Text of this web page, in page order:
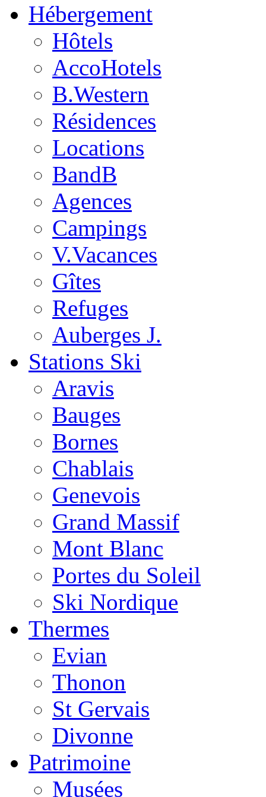
Hébergement
Hôtels
AccoHotels
B.Western
Résidences
Locations
BandB
Agences
Campings
V.Vacances
Gîtes
Refuges
Auberges J.
Stations Ski
Aravis
Bauges
Bornes
Chablais
Genevois
Grand Massif
Mont Blanc
Portes du Soleil
Ski Nordique
Thermes
Evian
Thonon
St Gervais
Divonne
Patrimoine
Musées